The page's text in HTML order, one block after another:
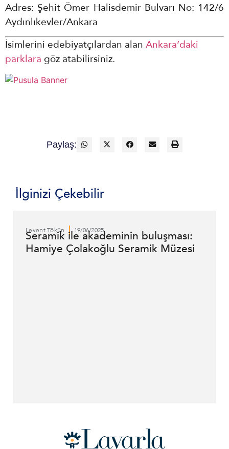
Adres: Şehit Ömer Halisdemir Bulvarı No: 142/6
Aydınlıkevler/Ankara
İsimlerini edebiyatçılardan alan Ankara’daki
parklara göz atabilirsiniz.
Paylaş:
İlginizi Çekebilir
Levent Tökün 19/06/2025
Seramik ile akademinin buluşması:
Hamiye Çolakoğlu Seramik Müzesi